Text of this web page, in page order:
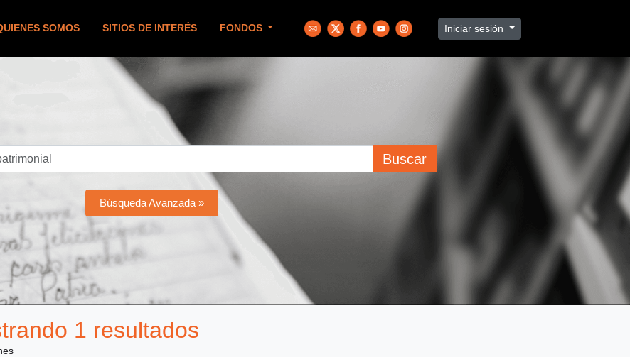
SOMOS SITIOS DE INTERÉS FONDOS Iniciar sesión
Buscar
Búsqueda Avanzada »
1 resultados